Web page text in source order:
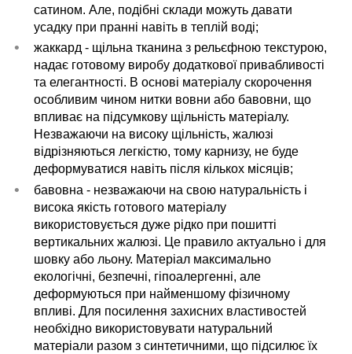
сатином. Але, подібні склади можуть давати
усадку при пранні навіть в теплій воді;
жаккард - щільна тканина з рельєфною текстурою,
надає готовому виробу додаткової привабливості
та елегантності. В основі матеріалу скорочення
особливим чином нитки вовни або бавовни, що
впливає на підсумкову щільність матеріалу.
Незважаючи на високу щільність, жалюзі
відрізняються легкістю, тому карнизу, не буде
деформуватися навіть після кількох місяців;
бавовна - незважаючи на свою натуральність і
висока якість готового матеріалу
використовується дуже рідко при пошитті
вертикальних жалюзі. Це правило актуально і для
шовку або льону. Матеріал максимально
екологічні, безпечні, гіпоалергенні, але
деформуються при найменшому фізичному
впливі. Для посилення захисних властивостей
необхідно використовувати натуральний
матеріали разом з синтетичними, що підсилює їх